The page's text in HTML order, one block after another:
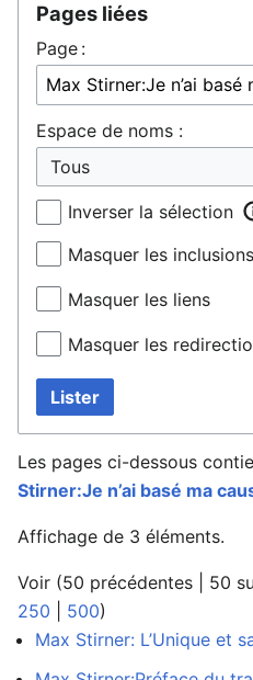
Pages liées
Page :
Espace de noms :
Inverser la sélection
Masquer les inclusions
Masquer les liens
Masquer les
Lister
Les pages ci-dessous
Stirner:Je n’ai basé ma
Affichage de 3 éléments.
Voir (50 précédentes 50
250
500)
Max Stirner: L’Unique et